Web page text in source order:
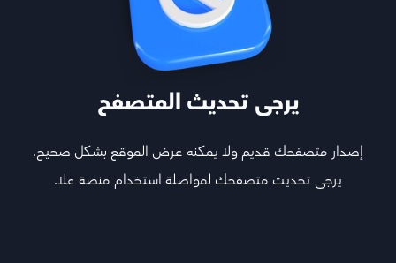
يرجى تحديث المتصفح
إصدار متصفحك قديم ولا يمكنه عرض الموقع بشكل صحيح.
يرجى تحديث متصفحك لمواصلة استخدام منصة علا.